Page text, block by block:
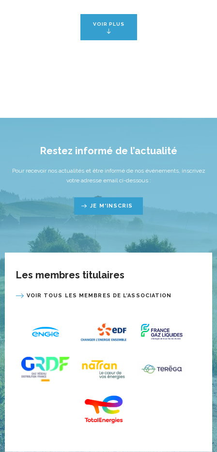
VOIR PLUS
Restez informé de l’actualité
Pour recevoir nos actualités et être informé de nos événements, inscrivez
votre adresse email ci-dessous :
JE M'INSCRIS
Les membres titulaires
VOIR TOUS LES MEMBRES DE L’ASSOCIATION